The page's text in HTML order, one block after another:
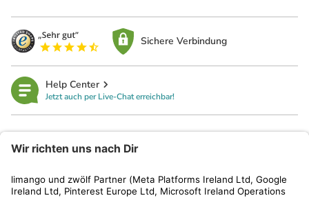
Sichere Verbindung
Help Center
Jetzt auch per Live-Chat erreichbar!